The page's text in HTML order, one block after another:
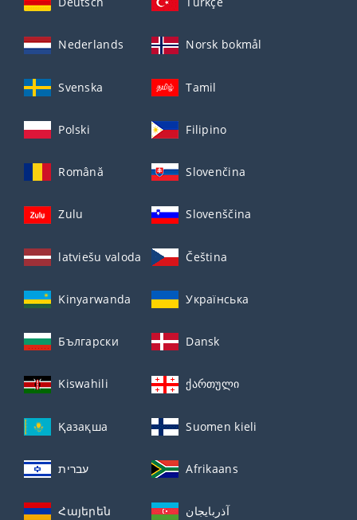
Nederlands Norsk bokmål
Svenska Tamil
Polski Filipino
Română Slovenčina
Zulu Slovenščina
latviešu valoda Čeština
Kinyarwanda Українська
Български Dansk
Kiswahili ქართული
Қазақша Suomen kieli
עברית Afrikaans
Հայերեն آذربايجان